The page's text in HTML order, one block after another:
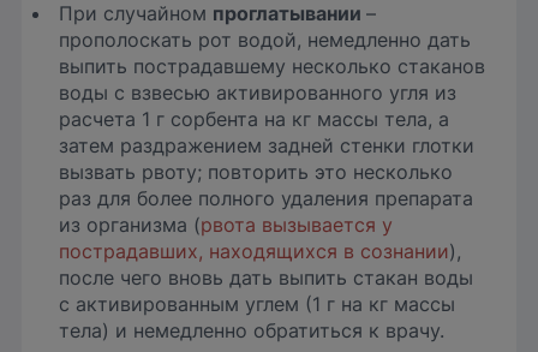
При случайном проглатывании–
прополоскать рот водой, немедленно дать
выпить пострадавшему несколько стаканов
воды с взвесью активированного угля из
расчета 1 г сорбента на кг массы тела, а
затем раздражением задней стенки глотки
вызвать рвоту; повторить это несколько
раз для более полного удаления препарата
из организма (рвота вызывается у
пострадавших, находящихся в сознании),
после чего вновь дать выпить стакан воды
с активированным углем (1 г на кг массы
тела) и немедленно обратиться к врачу.